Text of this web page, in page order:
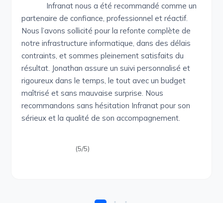
Infranat nous a été recommandé comme un
partenaire de confiance, professionnel et réactif.
Nous l’avons sollicité pour la refonte complète de
notre infrastructure informatique, dans des délais
contraints, et sommes pleinement satisfaits du
résultat. Jonathan assure un suivi personnalisé et
rigoureux dans le temps, le tout avec un budget
maîtrisé et sans mauvaise surprise. Nous
recommandons sans hésitation Infranat pour son
sérieux et la qualité de son accompagnement.
(5/5)